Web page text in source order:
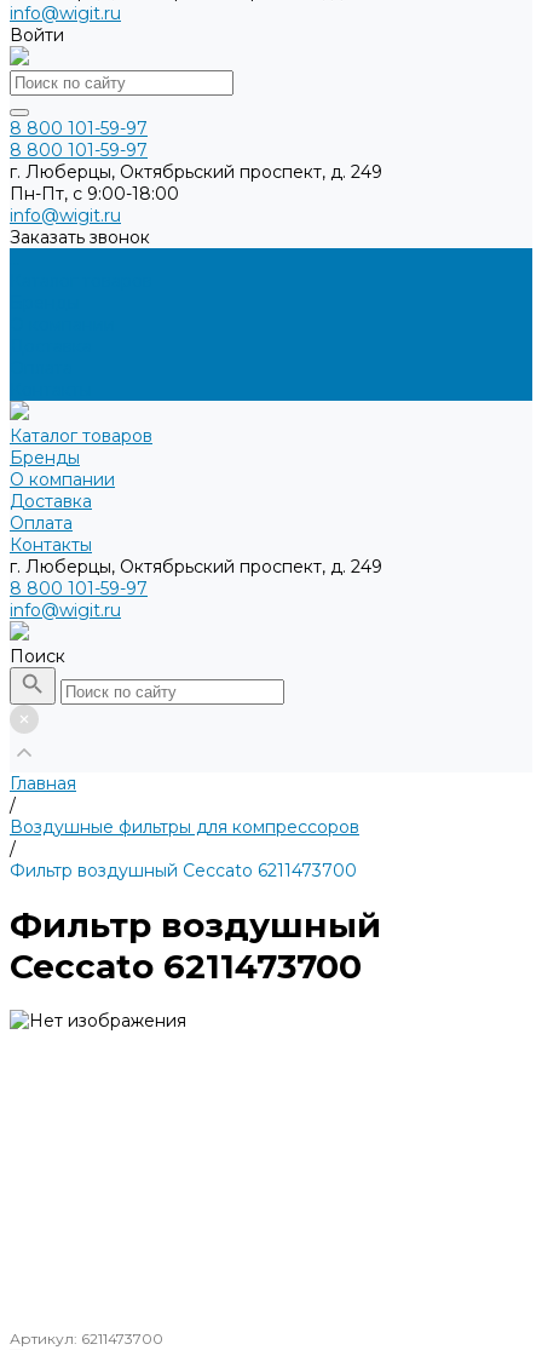
info@wigit.ru
Войти
8 800 101-59-97
8 800 101-59-97
г. Люберцы, Октябрьский проспект, д. 249
Пн-Пт, с 9:00-18:00
info@wigit.ru
Заказать звонок
Каталог товаров
Бренды
О компании
Доставка
Оплата
Контакты
г. Люберцы, Октябрьский проспект, д. 249
8 800 101-59-97
info@wigit.ru
Поиск
Главная
/
Воздушные фильтры для компрессоров
/
Фильтр воздушный Ceccato 6211473700
Фильтр воздушный
Ceccato 6211473700
Артикул: 6211473700